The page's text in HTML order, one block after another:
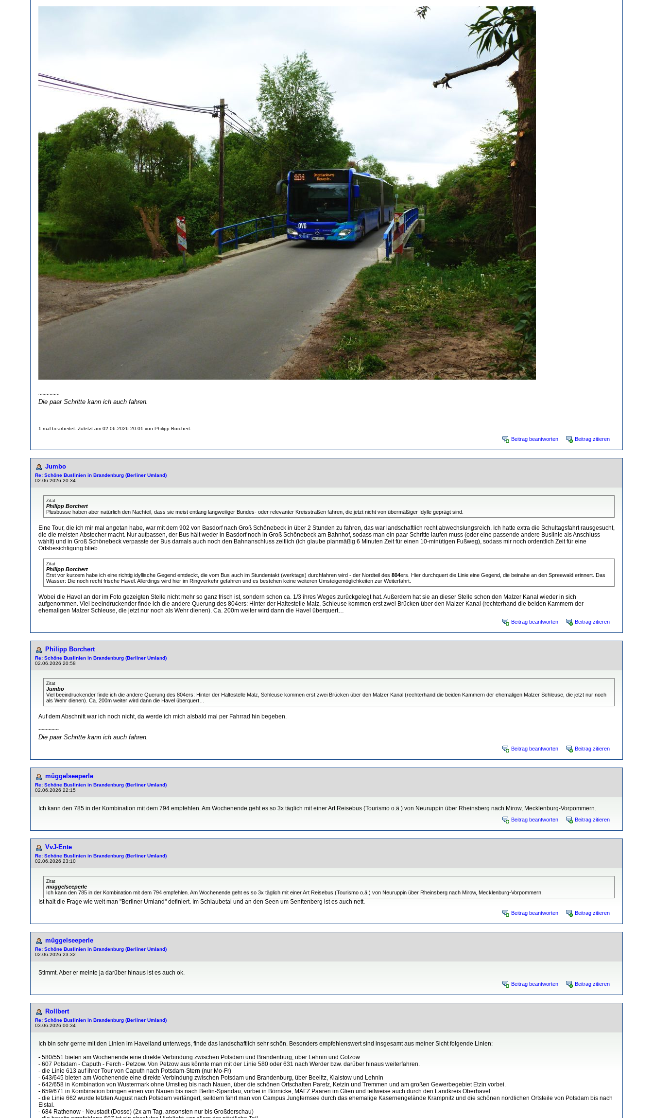
~~~~~~
Die paar Schritte kann ich auch fahren.
1 mal bearbeitet. Zuletzt am 02.06.2026 20:01 von Philipp Borchert.
Beitrag beantworten Beitrag zitieren
Jumbo
Re: Schöne Buslinien in Brandenburg (Berliner Umland)
02.06.2026 20:34
Zitat
Philipp Borchert
Plusbusse haben aber natürlich den Nachteil, dass sie meist entlang langweiliger Bundes- oder relevanter Kreisstraßen fahren, die jetzt nicht von übermäßiger Idylle geprägt sind.
Eine Tour, die ich mir mal angetan habe, war mit dem 902 von Basdorf nach Groß Schönebeck in über 2 Stunden zu fahren, das war landschaftlich recht abwechslungsreich. Ich hatte extra die Schultagsfahrt rausgesucht,
die die meisten Abstecher macht. Nur aufpassen, der Bus hält weder in Basdorf noch in Groß Schönebeck am Bahnhof, sodass man ein paar Schritte laufen muss (oder eine passende andere Buslinie als Anschluss
wählt) und in Groß Schönebeck verpasste der Bus damals auch noch den Bahnanschluss zeitlich (ich glaube planmäßig 6 Minuten Zeit für einen 10-minütigen Fußweg), sodass mir noch ordentlich Zeit für eine
Ortsbesichtigung blieb.
Zitat
Philipp Borchert
Erst vor kurzem habe ich eine richtig idyllische Gegend entdeckt, die vom Bus auch im Stundentakt (werktags) durchfahren wird - der Nordteil des 804ers. Hier durchquert die Linie eine Gegend, die beinahe an den Spreewald erinnert. Das
Wasser: Die noch recht frische Havel. Allerdings wird hier im Ringverkehr gefahren und es bestehen keine weiteren Umsteigemöglichkeiten zur Weiterfahrt.
Wobei die Havel an der im Foto gezeigten Stelle nicht mehr so ganz frisch ist, sondern schon ca. 1/3 ihres Weges zurückgelegt hat. Außerdem hat sie an dieser Stelle schon den Malzer Kanal wieder in sich
aufgenommen. Viel beeindruckender finde ich die andere Querung des 804ers: Hinter der Haltestelle Malz, Schleuse kommen erst zwei Brücken über den Malzer Kanal (rechterhand die beiden Kammern der
ehemaligen Malzer Schleuse, die jetzt nur noch als Wehr dienen). Ca. 200m weiter wird dann die Havel überquert…
Beitrag beantworten Beitrag zitieren
Philipp Borchert
Re: Schöne Buslinien in Brandenburg (Berliner Umland)
02.06.2026 20:58
Zitat
Jumbo
Viel beeindruckender finde ich die andere Querung des 804ers: Hinter der Haltestelle Malz, Schleuse kommen erst zwei Brücken über den Malzer Kanal (rechterhand die beiden Kammern der ehemaligen Malzer Schleuse, die jetzt nur noch
als Wehr dienen). Ca. 200m weiter wird dann die Havel überquert…
Auf dem Abschnitt war ich noch nicht, da werde ich mich alsbald mal per Fahrrad hin begeben.
~~~~~~
Die paar Schritte kann ich auch fahren.
Beitrag beantworten Beitrag zitieren
müggelseeperle
Re: Schöne Buslinien in Brandenburg (Berliner Umland)
02.06.2026 22:15
Ich kann den 785 in der Kombination mit dem 794 empfehlen. Am Wochenende geht es so 3x täglich mit einer Art Reisebus (Tourismo o.ä.) von Neuruppin über Rheinsberg nach Mirow, Mecklenburg-Vorpommern.
Beitrag beantworten Beitrag zitieren
VvJ-Ente
Re: Schöne Buslinien in Brandenburg (Berliner Umland)
02.06.2026 23:10
Zitat
müggelseeperle
Ich kann den 785 in der Kombination mit dem 794 empfehlen. Am Wochenende geht es so 3x täglich mit einer Art Reisebus (Tourismo o.ä.) von Neuruppin über Rheinsberg nach Mirow, Mecklenburg-Vorpommern.
Ist halt die Frage wie weit man "Berliner Umland" definiert. Im Schlaubetal und an den Seen um Senftenberg ist es auch nett.
Beitrag beantworten Beitrag zitieren
müggelseeperle
Re: Schöne Buslinien in Brandenburg (Berliner Umland)
02.06.2026 23:32
Stimmt. Aber er meinte ja darüber hinaus ist es auch ok.
Beitrag beantworten Beitrag zitieren
Rollbert
Re: Schöne Buslinien in Brandenburg (Berliner Umland)
03.06.2026 00:34
Ich bin sehr gerne mit den Linien im Havelland unterwegs, finde das landschaftlich sehr schön. Besonders empfehlenswert sind insgesamt aus meiner Sicht folgende Linien:
- 580/551 bieten am Wochenende eine direkte Verbindung zwischen Potsdam und Brandenburg, über Lehnin und Golzow
- 607 Potsdam - Caputh - Ferch - Petzow. Von Petzow aus könnte man mit der Linie 580 oder 631 nach Werder bzw. darüber hinaus weiterfahren.
- die Linie 613 auf ihrer Tour von Caputh nach Potsdam-Stern (nur Mo-Fr)
- 643/645 bieten am Wochenende eine direkte Verbindung zwischen Potsdam und Brandenburg, über Beelitz, Klaistow und Lehnin
- 642/658 in Kombination von Wustermark ohne Umstieg bis nach Nauen, über die schönen Ortschaften Paretz, Ketzin und Tremmen und am großen Gewerbegebiet Etzin vorbei.
- 659/671 in Kombination bringen einen von Nauen bis nach Berlin-Spandau, vorbei in Börnicke, MAFZ Paaren im Glien und teilweise auch durch den Landkreis Oberhavel
- die Linie 662 wurde letzten August nach Potsdam verlängert, seitdem fährt man von Campus Jungfernsee durch das ehemalige Kasernengelände Krampnitz und die schönen nördlichen Ortsteile von Potsdam bis nach
Elstal.
- 684 Rathenow - Neustadt (Dosse) (2x am Tag, ansonsten nur bis Großderschau)